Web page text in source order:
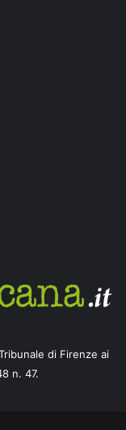
di Firenze ai
n. 47.